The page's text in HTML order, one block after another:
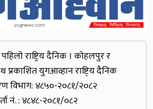
राष्ट्रिय दैनिक । काेहलपुर र
युगआव्हान राष्टि्य दैनिक
विभाग: ४८५०-२०८१/२०८२
नं. : ४८४८-२०८१/०८२